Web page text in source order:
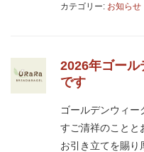
カテゴリー: お知らせ
2026年ゴール
です
ゴールデンウィ
すご清祥のことと
お引き立てを賜り